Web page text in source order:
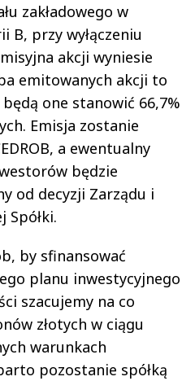
zakładowego w
B, przy wyłączeniu
akcji wyniesie
emitowanych akcji to
one stanowić 66,7%
Emisja zostanie
a ewentualny
będzie
od decyzji Zarządu i
Spółki.
by sfinansować
planu inwestycyjnego
szacujemy na co
złotych w ciągu
warunkach
pozostanie spółką